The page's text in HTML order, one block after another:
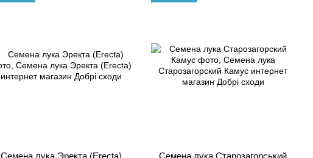
Семена лука Эректа (Erectа)
Семена лука Старозагорський